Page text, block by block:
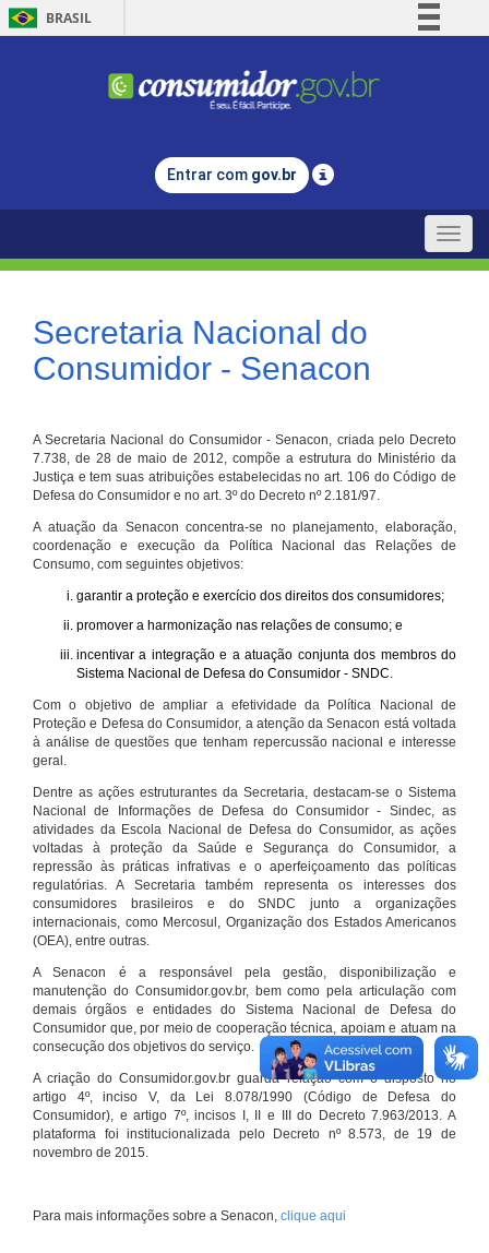
BRASIL
Comunica BR
Legislação
Entrar com gov.br
Toggle
Secretaria Nacional do
Consumidor - Senacon
A Secretaria Nacional do Consumidor - Senacon, criada pelo Decreto
7.738, de 28 de maio de 2012, compõe a estrutura do Ministério da
Justiça e tem suas atribuições estabelecidas no art. 106 do Código de
Defesa do Consumidor e no art. 3º do Decreto nº 2.181/97.
A atuação da Senacon concentra-se no planejamento, elaboração,
coordenação e execução da Política Nacional das Relações de
Consumo, com seguintes objetivos:
garantir a proteção e exercício dos direitos dos consumidores;
promover a harmonização nas relações de consumo; e
incentivar a integração e a atuação conjunta dos membros do
Sistema Nacional de Defesa do Consumidor - SNDC.
Com o objetivo de ampliar a efetividade da Política Nacional de
Proteção e Defesa do Consumidor, a atenção da Senacon está voltada
à análise de questões que tenham repercussão nacional e interesse
geral.
Dentre as ações estruturantes da Secretaria, destacam-se o Sistema
Nacional de Informações de Defesa do Consumidor - Sindec, as
atividades da Escola Nacional de Defesa do Consumidor, as ações
voltadas à proteção da Saúde e Segurança do Consumidor, a
repressão às práticas infrativas e o aperfeiçoamento das políticas
regulatórias. A Secretaria também representa os interesses dos
consumidores brasileiros e do SNDC junto a organizações
internacionais, como Mercosul, Organização dos Estados Americanos
(OEA), entre outras.
A Senacon é a responsável pela gestão, disponibilização e
manutenção do Consumidor.gov.br, bem como pela articulação com
demais órgãos e entidades do Sistema Nacional de Defesa do
Consumidor que, por meio de cooperação técnica, apoiam e atuam na
consecução dos objetivos do serviço.
A criação do Consumidor.gov.br guarda relação com o disposto no
artigo 4º, inciso V, da Lei 8.078/1990 (Código de Defesa do
Consumidor), e artigo 7º, incisos I, II e III do Decreto 7.963/2013. A
plataforma foi institucionalizada pelo Decreto nº 8.573, de 19 de
novembro de 2015.
Para mais informações sobre a Senacon, clique aqui